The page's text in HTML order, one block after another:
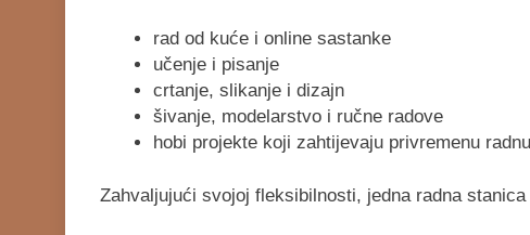
rad od kuće i online sastanke
učenje i pisanje
crtanje, slikanje i dizajn
šivanje, modelarstvo i ručne radove
hobi projekte koji zahtijevaju privremenu
Zahvaljujući svojoj fleksibilnosti, jedna radna